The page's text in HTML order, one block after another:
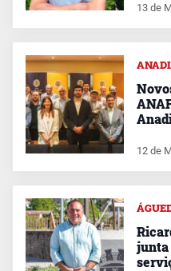
13 de
12 de
junta